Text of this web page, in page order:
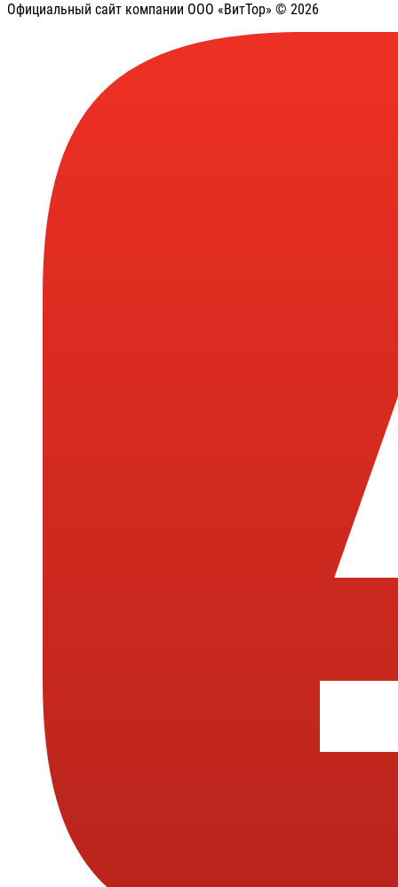
Официальный сайт компании ООО «ВитТор» © 2026